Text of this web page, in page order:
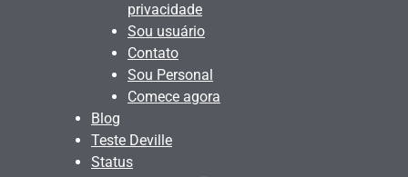
privacidade
Sou usuário
Contato
Sou Personal
Comece agora
Blog
Teste Deville
Status